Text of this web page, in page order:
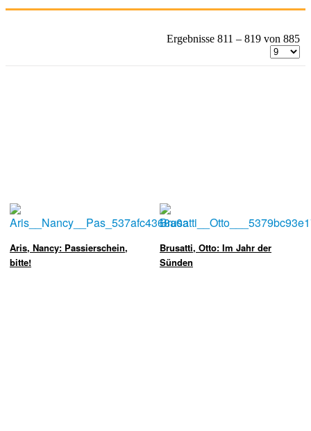
Ergebnisse 811 – 819 von 885
Aris, Nancy: Passierschein,
bitte!
Brusatti, Otto: Im Jahr der
Sünden